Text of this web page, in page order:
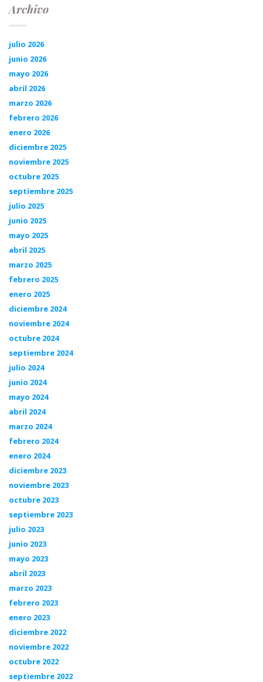
Archivo
julio 2026
junio 2026
mayo 2026
abril 2026
marzo 2026
febrero 2026
enero 2026
diciembre 2025
noviembre 2025
octubre 2025
septiembre 2025
julio 2025
junio 2025
mayo 2025
abril 2025
marzo 2025
febrero 2025
enero 2025
diciembre 2024
noviembre 2024
octubre 2024
septiembre 2024
julio 2024
junio 2024
mayo 2024
abril 2024
marzo 2024
febrero 2024
enero 2024
diciembre 2023
noviembre 2023
octubre 2023
septiembre 2023
julio 2023
junio 2023
mayo 2023
abril 2023
marzo 2023
febrero 2023
enero 2023
diciembre 2022
noviembre 2022
octubre 2022
septiembre 2022